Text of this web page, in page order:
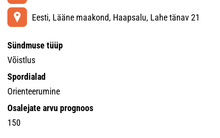
Eesti, Lääne maakond, Haapsalu, Lahe tänav 21
Sündmuse tüüp
Võistlus
Spordialad
Orienteerumine
Osalejate arvu prognoos
150